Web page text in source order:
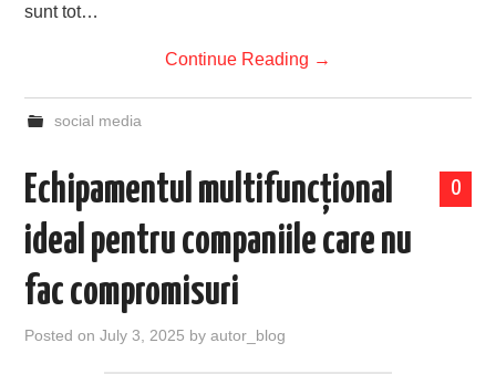
sunt tot…
Continue Reading →
social media
0
Echipamentul multifuncțional
ideal pentru companiile care nu
fac compromisuri
Posted onJuly 3, 2025 byautor_blog